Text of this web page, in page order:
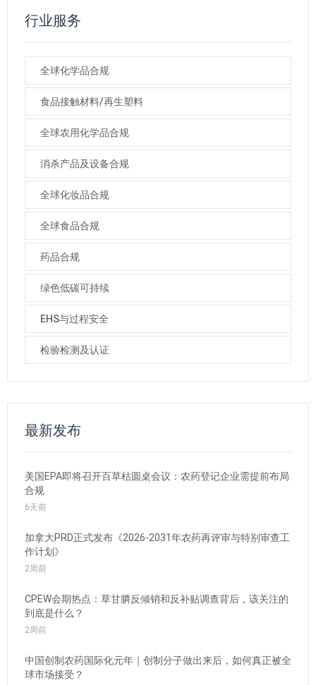
行业服务
全球化学品合规
食品接触材料/再生塑料
全球农用化学品合规
消杀产品及设备合规
全球化妆品合规
全球食品合规
药品合规
绿色低碳可持续
EHS与过程安全
检验检测及认证
最新发布
美国EPA即将召开百草枯圆桌会议：农药登记企业需提前布局
合规
6天前
加拿大PRD正式发布《2026-2031年农药再评审与特别审查工
作计划》
2周前
CPEW会期热点：草甘膦反倾销和反补贴调查背后，该关注的
到底是什么？
2周前
中国创制农药国际化元年｜创制分子做出来后，如何真正被全
球市场接受？